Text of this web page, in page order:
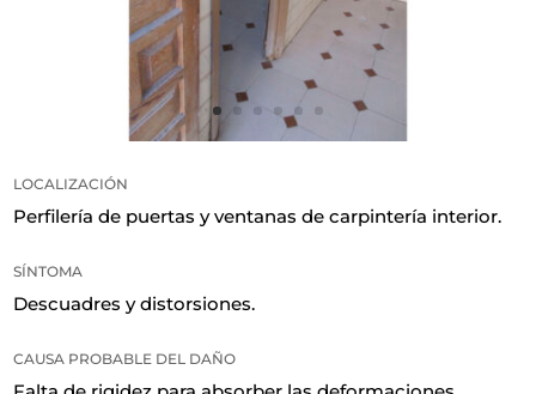
LOCALIZACIÓN
Perfilería de puertas y ventanas de carpintería interior.
SÍNTOMA
Descuadres y distorsiones.
CAUSA PROBABLE DEL DAÑO